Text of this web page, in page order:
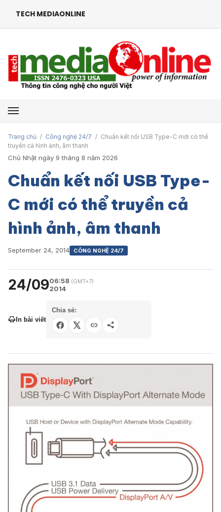
TECH MEDIAONLINE
Mở menu
Trang chủ / Công nghệ 24/7 / Chuẩn kết nối USB Type-C mới có thể
truyền cả hình ảnh, âm thanh
Chủ Nhật ngày 9 tháng 8 năm 2026
Chuẩn kết nối USB Type-
C mới có thể truyền cả
hình ảnh, âm thanh
September 24, 2014 CÔNG NGHỆ 24/7
24/0906:58 (GMT+7)
2014
In bài viết
Chia sẻ: